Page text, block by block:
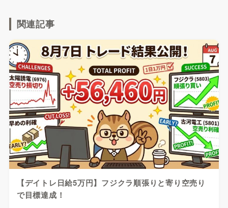
関連記事
【デイトレ日給5万円】フジクラ順張りと寄り空売り
で目標達成！